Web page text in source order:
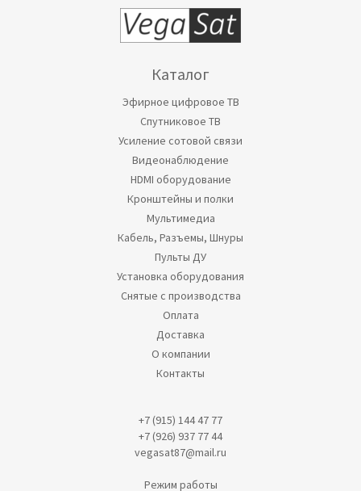
Каталог
Эфирное цифровое ТВ
Спутниковое ТВ
Усиление сотовой связи
Видеонаблюдение
HDMI оборудование
Кронштейны и полки
Мультимедиа
Кабель, Разъемы, Шнуры
Пульты ДУ
Установка оборудования
Снятые с производства
Оплата
Доставка
О компании
Контакты
+7 (915) 144 47 77
+7 (926) 937 77 44
vegasat87@mail.ru
Режим работы